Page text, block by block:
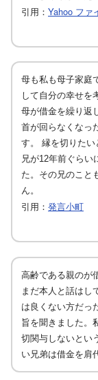
引用： Yahoo ファ
母も私も母子家庭
して自分の幸せを
母が借金を繰り返
首が回らなくなっ
す。 縁を切りたい
兄が12年前ぐらい
た。その兄のこと
ん。
引用： 発言小町
高齢である親のが
まだ本人と話はし
は良くない方だっ
旨を聞きました。
切関与しないとい
い兄弟は借金を肩